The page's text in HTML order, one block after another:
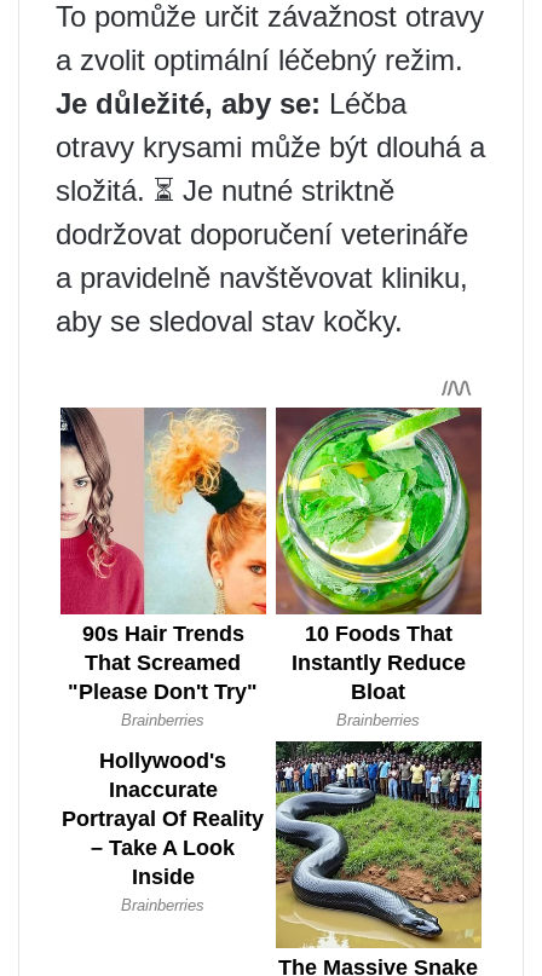
To pomůže určit závažnost otravy
a zvolit optimální léčebný režim.
Je důležité, aby se: Léčba
otravy krysami může být dlouhá a
složitá. ⏳ Je nutné striktně
dodržovat doporučení veterináře
a pravidelně navštěvovat kliniku,
aby se sledoval stav kočky.